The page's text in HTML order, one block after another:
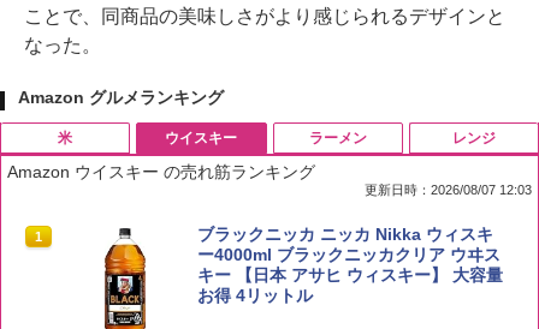
ことで、同商品の美味しさがより感じられるデザインと
なった。
Amazon グルメランキング
米
1 by Amazon 国産ブレンド米 精米 5kg
￥2,650
ウイスキー
Amazon ウイスキー の売れ筋ランキング
更新日時：2026/08/07 12:03
1
ブラックニッカ ニッカ Nikka ウィスキ
ー4000ml ブラックニッカクリア ウヰス
キー 【日本 アサヒ ウィスキー】 大容量
お得 4リットル
ラーメン レンジ